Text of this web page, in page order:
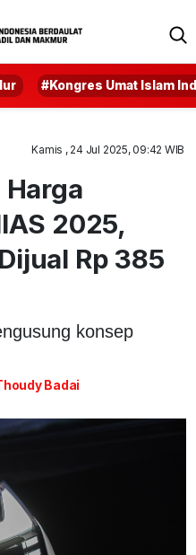
#Kongres Umat Islam
Kamis , 24 Jul 2025, 09:42 WIB
2025,
Rp 385
konsep
Badai